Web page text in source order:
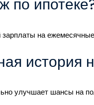
по
на ежемесячные
история
улучшает шансы на